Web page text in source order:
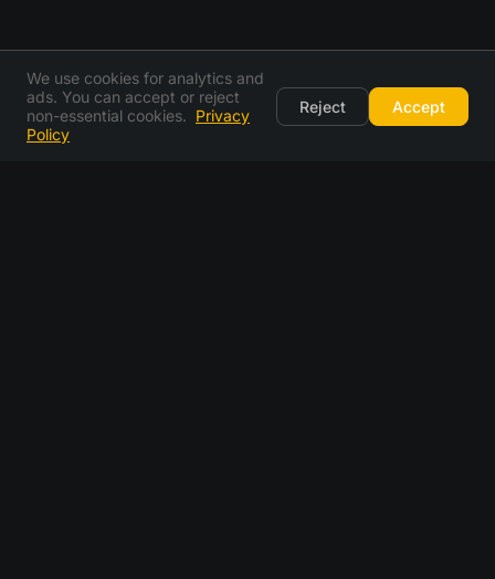
We use cookies for analytics and
ads. You can accept or reject
non-essential cookies. Privacy
Policy
Reject Accept